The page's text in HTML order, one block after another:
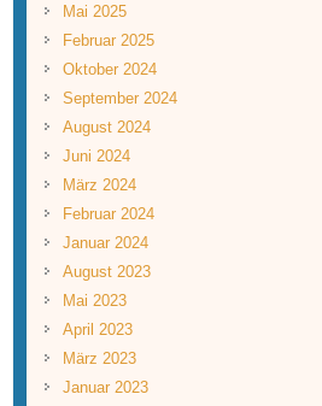
Mai 2025
Februar 2025
Oktober 2024
September 2024
August 2024
Juni 2024
März 2024
Februar 2024
Januar 2024
August 2023
Mai 2023
April 2023
März 2023
Januar 2023